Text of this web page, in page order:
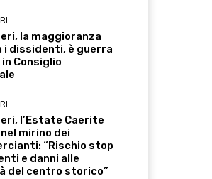
la maggioranza
i dissidenti, è guerra
Consiglio
l’Estate Caerite
mirino dei
“Rischio stop
e danni alle
del centro storico”